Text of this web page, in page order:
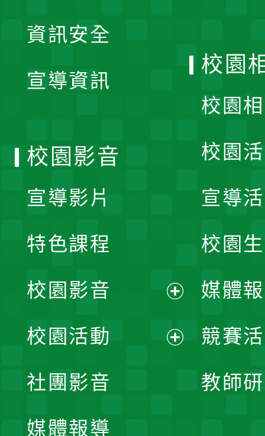
資訊安全
宣導資訊
校園
校園
校園
宣導
校園
媒體
競賽
教師
校園影音
宣導影片
特色課程
校園影音
開
校園活動
社團影音
媒體報導